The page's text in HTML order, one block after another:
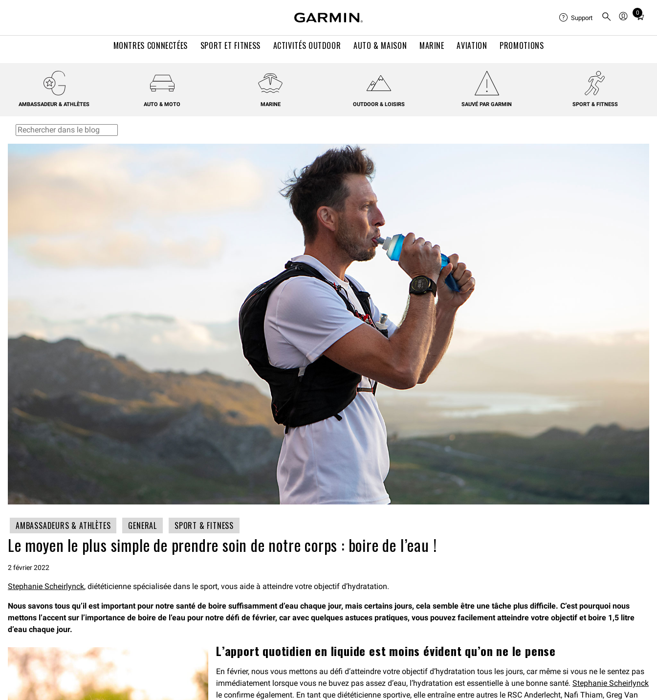
MONTRES CONNECTÉES SPORT ET FITNESS ACTIVITÉS OUTDOOR AUTO & MAISON MARINE AVIATION PROMOTIONS
Support
0
Total
in
AMBASSADEUR & ATHLÈTES AUTO & MOTO MARINE OUTDOOR & LOISIRS SAUVÉ PAR GARMIN SPORT & FITNESS
AMBASSADEURS & ATHLÈTES GENERAL SPORT & FITNESS
Le moyen le plus simple de prendre soin de notre corps : boire de l’eau !
2 février 2022
Stephanie Scheirlynck, diététicienne spécialisée dans le sport, vous aide à atteindre votre objectif d’hydratation.
Nous savons tous qu’il est important pour notre santé de boire suffisamment d’eau chaque jour, mais certains jours, cela semble être une tâche plus difficile. C’est pourquoi nous
mettons l’accent sur l’importance de boire de l’eau pour notre défi de février, car avec quelques astuces pratiques, vous pouvez facilement atteindre votre objectif et boire 1,5 litre
d’eau chaque jour.
L’apport quotidien en liquide est moins évident qu’on ne le pense
En février, nous vous mettons au défi d’atteindre votre objectif d’hydratation tous les jours, car même si vous ne le sentez pas
immédiatement lorsque vous ne buvez pas assez d’eau, l’hydratation est essentielle à une bonne santé. Stephanie Scheirlynck
le confirme également. En tant que diététicienne sportive, elle entraîne entre autres le RSC Anderlecht, Nafi Thiam, Greg Van